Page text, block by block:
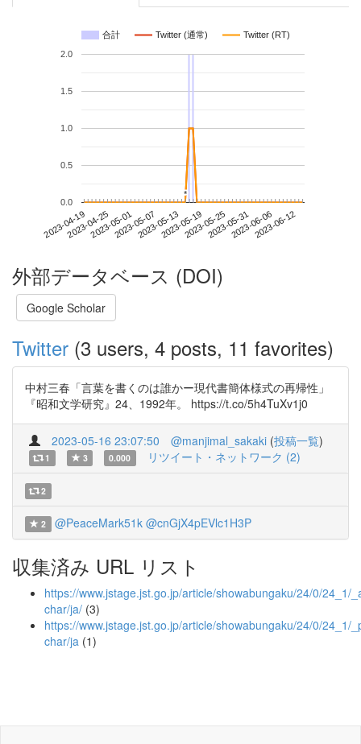
合計 Twitter (通常) Twitter (RT)
2023-04-192023-04-252023-05-012023-05-072023-05-132023-05-192023-05-252023-05-312023-06-062023-06-12
0.0
0.5
1.0
1.5
2.0
**
外部データベース (DOI)
Google Scholar
Twitter (3 users, 4 posts, 11 favorites)
中村三春「言葉を書くのは誰かー現代書簡体様式の再帰性」
『昭和文学研究』24、1992年。 https://t.co/5h4TuXv1j0
2023-05-16 23:07:50 @manjimal_sakaki (投稿一覧)
1 3 0.000 リツイート・ネットワーク (2)
2
2 @PeaceMark51k @cnGjX4pEVlc1H3P
収集済み URL リスト
https://www.jstage.jst.go.jp/article/showabungaku/24/0/24_1/
char/ja/ (3)
https://www.jstage.jst.go.jp/article/showabungaku/24/0/24_1/
char/ja (1)